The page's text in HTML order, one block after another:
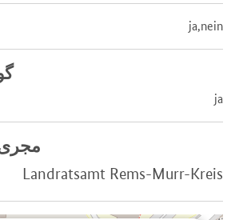
ja,nein
ja
Landratsamt Rems-Murr-Kreis